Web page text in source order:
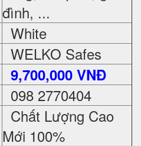
đình, ...
White
WELKO Safes
9,700,000 VNĐ
098 2770404
Chất Lượng Cao
Mới 100%